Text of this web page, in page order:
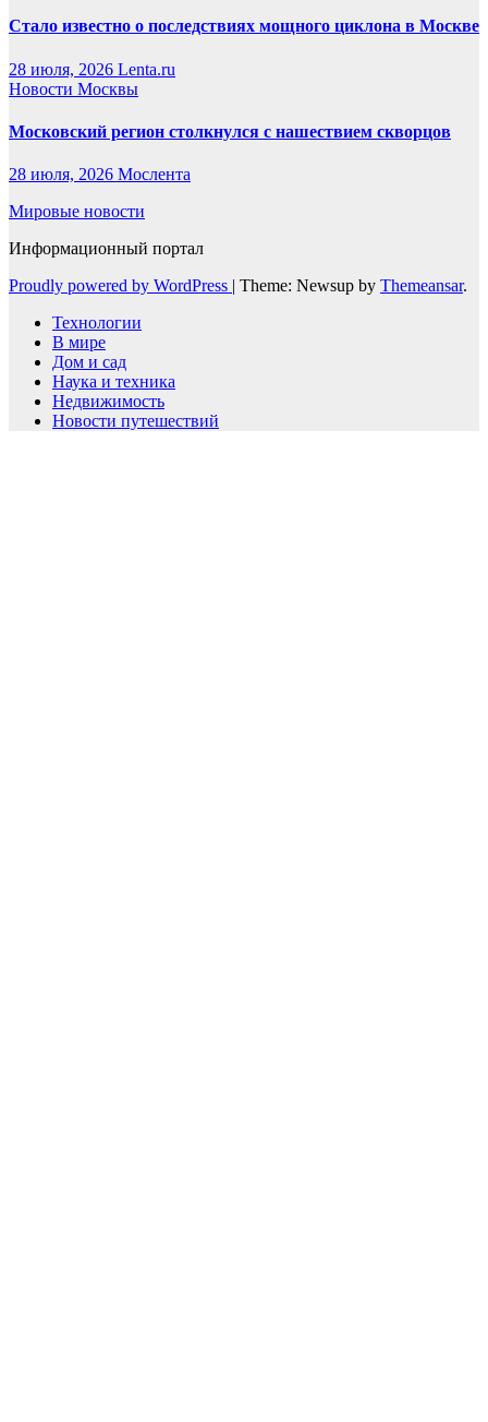
Стало известно о последствиях мощного циклона в Москве
28 июля, 2026 Lenta.ru
Новости Москвы
Московский регион столкнулся с нашествием скворцов
28 июля, 2026 Мослента
Мировые новости
Информационный портал
Proudly powered by WordPress | Theme: Newsup by Themeansar.
Технологии
В мире
Дом и сад
Наука и техника
Недвижимость
Новости путешествий